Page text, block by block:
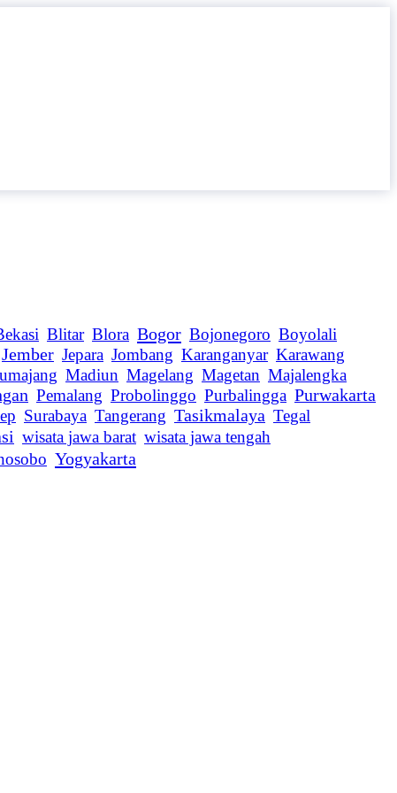
Blitar Blora Bogor Bojonegoro Boyolali
Jember Jepara Jombang Karanganyar Karawang
Madiun Magelang Magetan Majalengka
Pemalang Probolinggo Purbalingga Purwakarta
Surabaya Tangerang Tasikmalaya Tegal
wisata jawa barat wisata jawa tengah
Yogyakarta